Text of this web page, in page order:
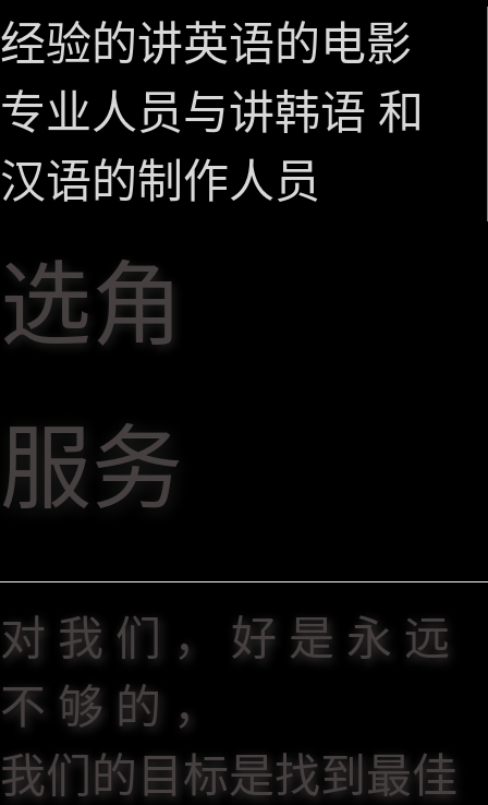
经验的讲英语的电影
专业人员与讲韩语 和
汉语的制作人员
选角
服务
对 我 们 ， 好 是 永 远
不 够 的 ，
我们的目标是找到最佳